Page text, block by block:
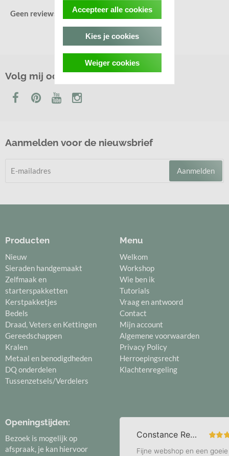
Geen reviews gevonden.
Volg mij ook op
Aanmelden voor de nieuwsbrief
Aanmelden
Producten
Nieuw
Sieraden handgemaakt
Zelfmaak en
starterspakketten
Kerstpakketjes
Bedels
Draad, Veters en Kettingen
Gereedschappen
Kralen
Metaal en benodigdheden
DQ onderdelen
Tussenzetsels/Verdelers
Menu
Welkom
Workshop
Wie ben ik
Tutorials
Vraag en antwoord
Contact
Mijn account
Algemene voorwaarden
Privacy Policy
Herroepingsrecht
Klachtenregeling
Openingstijden:
Bezoek is mogelijk op
afspraak, je kan hiervoor
Accepteer alle cookies
Kies je cookies
Weiger cookies